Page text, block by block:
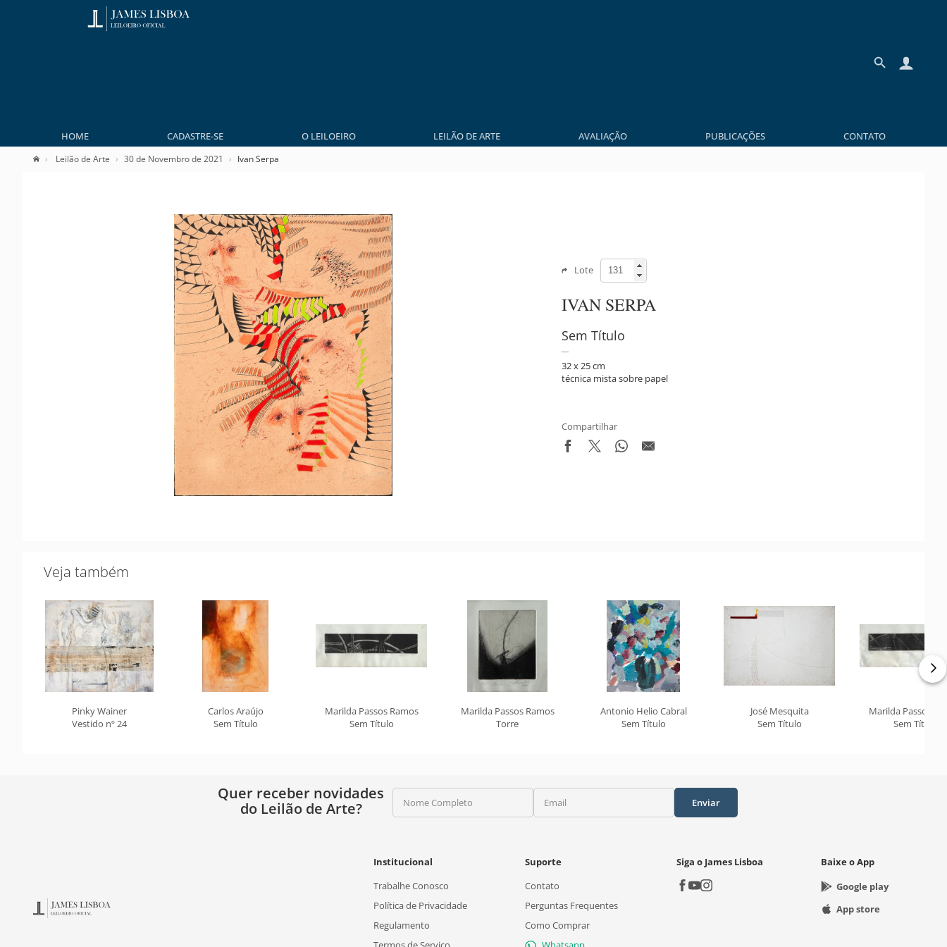
HOME CADASTRE-SE O LEILOEIRO LEILÃO DE ARTE AVALIAÇÃO PUBLICAÇÕES CONTATO
Leilão de Arte 30 de Novembro de 2021 Ivan Serpa
Lote
IVAN SERPA
Sem Título
32 x 25 cm
técnica mista sobre papel
Compartilhar
Veja também
Pinky Wainer
Vestido nº 24
Carlos Araújo
Sem Título
Marilda Passos Ramos
Sem Título
Marilda Passos Ramos
Torre
Antonio Helio Cabral
Sem Título
José Mesquita
Sem Título
Marilda Passos
Sem Título
Quer receber novidades
do Leilão de Arte?
Nome Completo Email Enviar
Institucional
Trabalhe Conosco
Política de Privacidade
Regulamento
Suporte
Contato
Perguntas Frequentes
Como Comprar
Siga o James Lisboa
Baixe o App
Google play
App store